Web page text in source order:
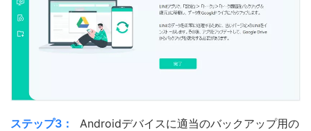
ステップ3：
Androidデバイスに適当のバックアップ用の